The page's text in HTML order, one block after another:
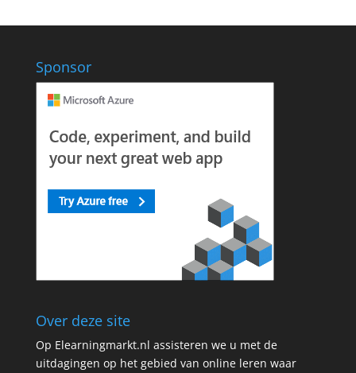
Sponsor
Over deze site
Op Elearningmarkt.nl assisteren we u met de
uitdagingen op het gebied van online leren waar